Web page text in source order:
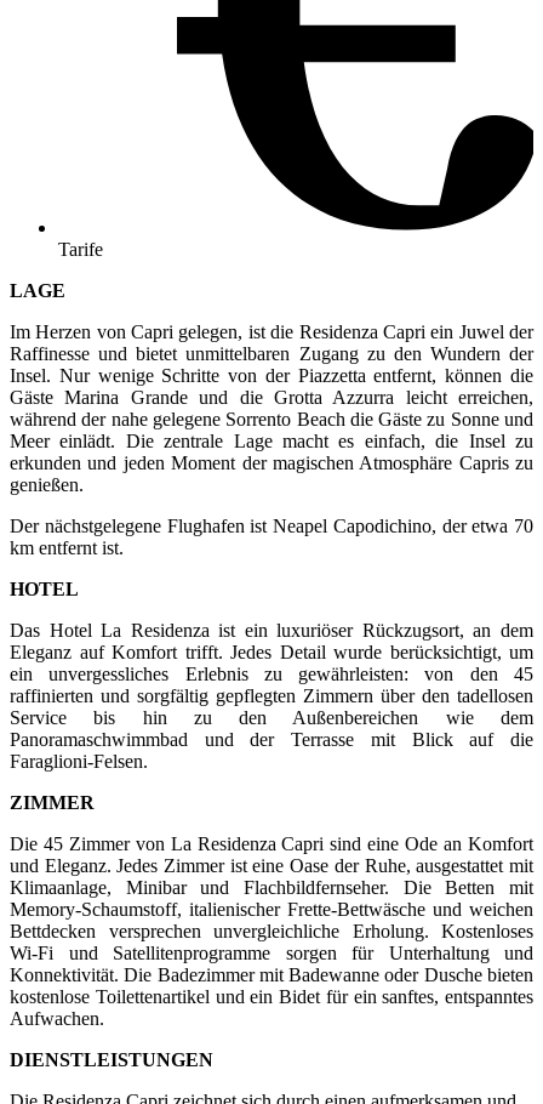
Tarife
LAGE
Im Herzen von Capri gelegen, ist die Residenza Capri ein Juwel der
Raffinesse und bietet unmittelbaren Zugang zu den Wundern der
Insel. Nur wenige Schritte von der Piazzetta entfernt, können die
Gäste Marina Grande und die Grotta Azzurra leicht erreichen,
während der nahe gelegene Sorrento Beach die Gäste zu Sonne und
Meer einlädt. Die zentrale Lage macht es einfach, die Insel zu
erkunden und jeden Moment der magischen Atmosphäre Capris zu
genießen.
Der nächstgelegene Flughafen ist Neapel Capodichino, der etwa 70
km entfernt ist.
HOTEL
Das Hotel La Residenza ist ein luxuriöser Rückzugsort, an dem
Eleganz auf Komfort trifft. Jedes Detail wurde berücksichtigt, um
ein unvergessliches Erlebnis zu gewährleisten: von den 45
raffinierten und sorgfältig gepflegten Zimmern über den tadellosen
Service bis hin zu den Außenbereichen wie dem
Panoramaschwimmbad und der Terrasse mit Blick auf die
Faraglioni-Felsen.
ZIMMER
Die 45 Zimmer von La Residenza Capri sind eine Ode an Komfort
und Eleganz. Jedes Zimmer ist eine Oase der Ruhe, ausgestattet mit
Klimaanlage, Minibar und Flachbildfernseher. Die Betten mit
Memory-Schaumstoff, italienischer Frette-Bettwäsche und weichen
Bettdecken versprechen unvergleichliche Erholung. Kostenloses
Wi-Fi und Satellitenprogramme sorgen für Unterhaltung und
Konnektivität. Die Badezimmer mit Badewanne oder Dusche bieten
kostenlose Toilettenartikel und ein Bidet für ein sanftes, entspanntes
Aufwachen.
DIENSTLEISTUNGEN